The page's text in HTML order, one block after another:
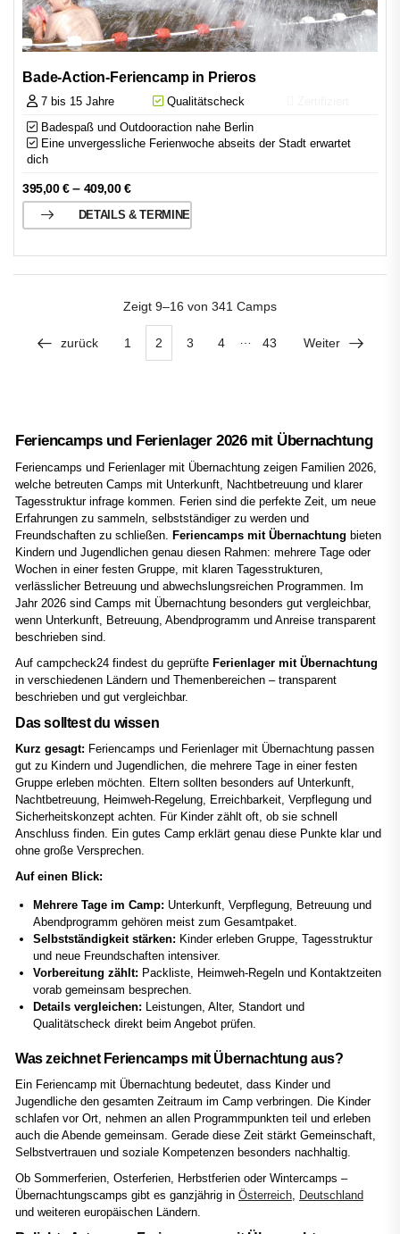
Bade-Action-Feriencamp in Prieros
7 bis 15 Jahre Qualitätscheck
Badespaß und Outdooraction nahe Berlin
Eine unvergessliche Ferienwoche abseits der Stadt erwartet
dich
395,00€– 409,00€
DETAILS & TERMINE
Zeigt 9–16 von 341 Camps
zurück 1 2 3 4 … 43 Weiter
Feriencamps und Ferienlager 2026 mit Übernachtung
Feriencamps und Ferienlager mit Übernachtung zeigen Familien 2026,
welche betreuten Camps mit Unterkunft, Nachtbetreuung und klarer
Tagesstruktur infrage kommen. Ferien sind die perfekte Zeit, um neue
Erfahrungen zu sammeln, selbstständiger zu werden und
Freundschaften zu schließen. Feriencamps mit Übernachtung bieten
Kindern und Jugendlichen genau diesen Rahmen: mehrere Tage oder
Wochen in einer festen Gruppe, mit klaren Tagesstrukturen,
verlässlicher Betreuung und abwechslungsreichen Programmen. Im
Jahr 2026 sind Camps mit Übernachtung besonders gut vergleichbar,
wenn Unterkunft, Betreuung, Abendprogramm und Anreise transparent
beschrieben sind.
Auf campcheck24 findest du geprüfte Ferienlager mit Übernachtung
in verschiedenen Ländern und Themenbereichen – transparent
beschrieben und gut vergleichbar.
Das solltest du wissen
Kurz gesagt: Feriencamps und Ferienlager mit Übernachtung passen
gut zu Kindern und Jugendlichen, die mehrere Tage in einer festen
Gruppe erleben möchten. Eltern sollten besonders auf Unterkunft,
Nachtbetreuung, Heimweh-Regelung, Erreichbarkeit, Verpflegung und
Sicherheitskonzept achten. Für Kinder zählt oft, ob sie schnell
Anschluss finden. Ein gutes Camp erklärt genau diese Punkte klar und
ohne große Versprechen.
Auf einen Blick:
Mehrere Tage im Camp: Unterkunft, Verpflegung, Betreuung und
Abendprogramm gehören meist zum Gesamtpaket.
Selbstständigkeit stärken: Kinder erleben Gruppe, Tagesstruktur
und neue Freundschaften intensiver.
Vorbereitung zählt: Packliste, Heimweh-Regeln und Kontaktzeiten
vorab gemeinsam besprechen.
Details vergleichen: Leistungen, Alter, Standort und
Qualitätscheck direkt beim Angebot prüfen.
Was zeichnet Feriencamps mit Übernachtung aus?
Ein Feriencamp mit Übernachtung bedeutet, dass Kinder und
Jugendliche den gesamten Zeitraum im Camp verbringen. Die Kinder
schlafen vor Ort, nehmen an allen Programmpunkten teil und erleben
auch die Abende gemeinsam. Gerade diese Zeit stärkt Gemeinschaft,
Selbstvertrauen und soziale Kompetenzen besonders nachhaltig.
Ob Sommerferien, Osterferien, Herbstferien oder Wintercamps –
Übernachtungscamps gibt es ganzjährig in Österreich, Deutschland
und weiteren europäischen Ländern.